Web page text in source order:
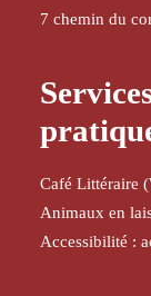
7 chemin du
Café Littéraire
Animaux en
Accessibilité :